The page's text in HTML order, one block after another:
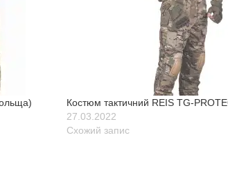
Костюм тактичний REIS TG-
27.03.2022
Схожий запис